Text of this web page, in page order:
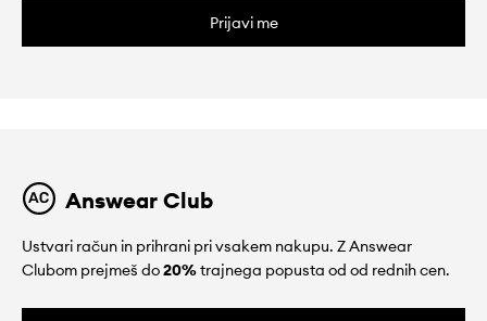
Prijavi me
Answear Club
Ustvari račun in prihrani pri vsakem nakupu. Z Answear
Clubom prejmeš do20%trajnega popusta od od rednih cen.